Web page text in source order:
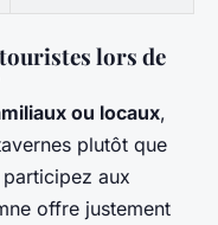
lors de
ou locaux,
plutôt que
aux
offre justement